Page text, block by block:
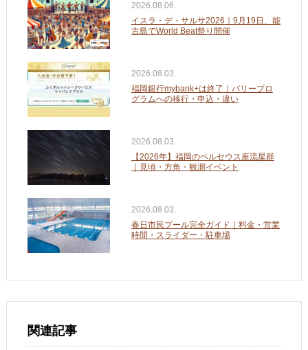
2026.08.06.
イスラ・デ・サルサ2026｜9月19日、能
古島でWorld Beat祭り開催
2026.08.03.
福岡銀行mybank+は終了｜バリープロ
グラムへの移行・申込・違い
2026.08.03.
【2026年】福岡のペルセウス座流星群
｜見頃・方角・観測イベント
2026.08.03.
春日市民プール完全ガイド｜料金・営業
時間・スライダー・駐車場
関連記事